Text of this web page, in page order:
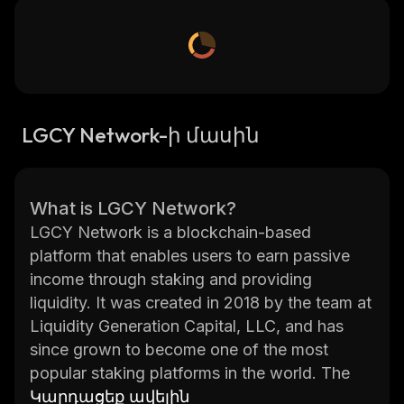
LGCY Network-ի մասին
What is LGCY Network?
LGCY Network is a blockchain-based
platform that enables users to earn passive
income through staking and providing
liquidity. It was created in 2018 by the team at
Liquidity Generation Capital, LLC, and has
since grown to become one of the most
popular staking platforms in the world. The
platform provides users with a variety of
Կարդացեք ավելին